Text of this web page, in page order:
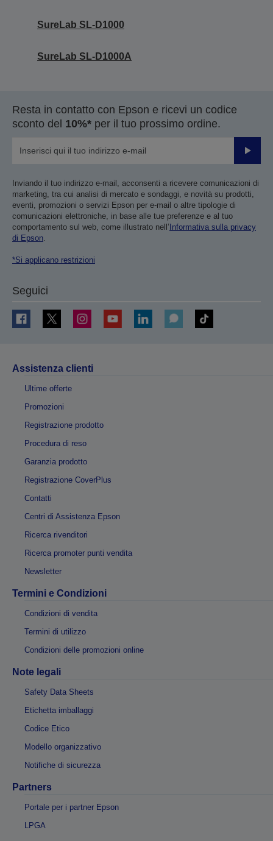
SureLab SL-D1000
SureLab SL-D1000A
Resta in contatto con Epson e ricevi un codice
sconto del 10%* per il tuo prossimo ordine.
Invia
Inviando il tuo indirizzo e-mail, acconsenti a ricevere comunicazioni di
marketing, tra cui analisi di mercato e sondaggi, e novità su prodotti,
eventi, promozioni o servizi Epson per e-mail o altre tipologie di
comunicazioni elettroniche, in base alle tue preferenze e al tuo
comportamento sul web, come illustrato nell’Informativa sulla privacy
di Epson
*Si applicano restrizioni
Seguici
Assistenza clienti
Ultime offerte
Promozioni
Registrazione prodotto
Procedura di reso
Garanzia prodotto
Registrazione CoverPlus
Contatti
Centri di Assistenza Epson
Ricerca rivenditori
Ricerca promoter punti vendita
Newsletter
Termini e Condizioni
Condizioni di vendita
Termini di utilizzo
Condizioni delle promozioni online
Note legali
Safety Data Sheets
Etichetta imballaggi
Codice Etico
Modello organizzativo
Notifiche di sicurezza
Partners
Portale per i partner Epson
LPGA